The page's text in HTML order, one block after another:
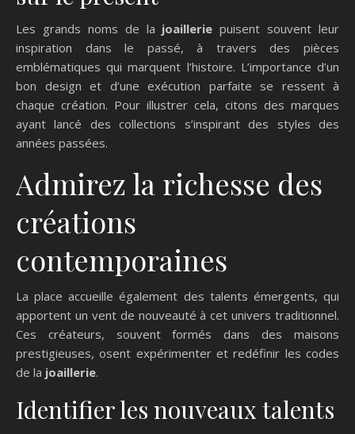
Les grands noms de la joaillerie puisent souvent leur
inspiration dans le passé, à travers des pièces
emblématiques qui marquent l’histoire. L’importance d’un
bon design et d’une exécution parfaite se ressent à
chaque création. Pour illustrer cela, citons des marques
ayant lancé des collections s’inspirant des styles des
années passées.
Admirez la richesse des
créations
contemporaines
La place accueille également des talents émergents, qui
apportent un vent de nouveauté à cet univers traditionnel.
Ces créateurs, souvent formés dans des maisons
prestigieuses, osent expérimenter et redéfinir les codes
de la joaillerie.
Identifier les nouveaux talents